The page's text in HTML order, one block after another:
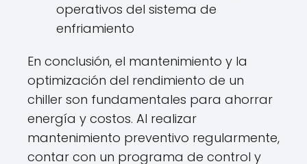
operativos del sistema de
enfriamiento
En conclusión, el mantenimiento y la
optimización del rendimiento de un
chiller son fundamentales para ahorrar
energía y costos. Al realizar
mantenimiento preventivo regularmente,
contar con un programa de control y